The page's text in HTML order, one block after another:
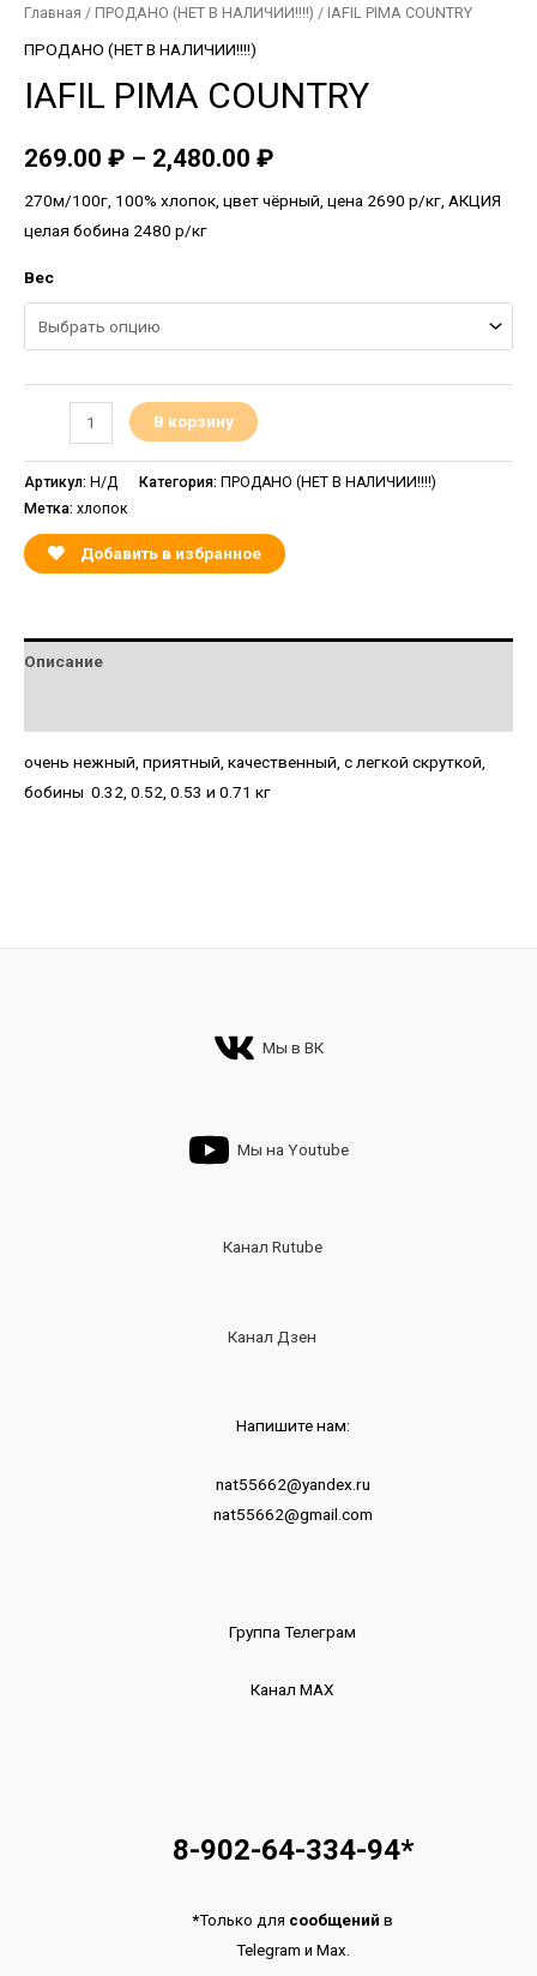
Главная / ПРОДАНО (НЕТ В НАЛИЧИИ!!!!) / IAFIL PIMA COUNTRY
ПРОДАНО (НЕТ В НАЛИЧИИ!!!!)
IAFIL PIMA COUNTRY
269.00 ₽ – 2,480.00 ₽
270м/100г, 100% хлопок, цвет чёрный, цена 2690 р/кг, АКЦИЯ
целая бобина 2480 р/кг
Вес
В корзину
Артикул: Н/Д Категория: ПРОДАНО (НЕТ В НАЛИЧИИ!!!!)
Метка: хлопок
Добавить в избранное
Описание
очень нежный, приятный, качественный, с легкой скруткой,
бобины 0.32, 0.52, 0.53 и 0.71 кг
Мы в ВК
Мы на Youtube
Канал Rutube
Канал Дзен
Напишите нам:
nat55662@yandex.ru
nat55662@gmail.com
Группа Телеграм
Канал МАХ
8-902-64-334-94*
*Только для сообщений в
Telegram и Max.